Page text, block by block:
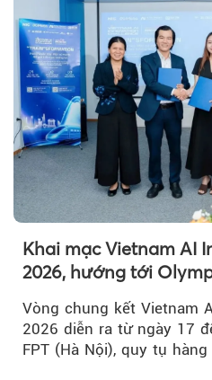
Khai mạc Vietnam AI
2026, hướng tới
Vòng chung kết Vietnam
2026 diễn ra từ ngày 17
FPT (Hà Nội), quy tụ